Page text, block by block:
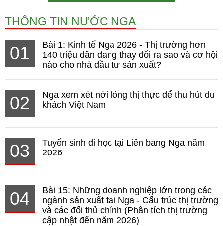
THÔNG TIN NƯỚC NGA
01
Bài 1: Kinh tế Nga 2026 - Thị trường hơn
140 triệu dân đang thay đổi ra sao và cơ hội
nào cho nhà đầu tư sản xuất?
02
Nga xem xét nới lỏng thị thực để thu hút du
khách Việt Nam
03
Tuyển sinh đi học tại Liên bang Nga năm
2026
04
Bài 15: Những doanh nghiệp lớn trong các
ngành sản xuất tại Nga - Cấu trúc thị trường
và các đối thủ chính (Phân tích thị trường
cập nhật đến năm 2026)